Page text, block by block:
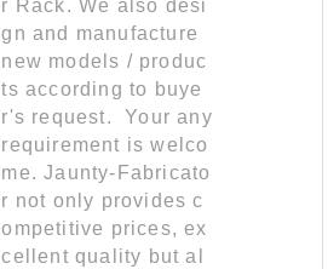
r Rack. We also desi
gn and manufacture
new models / produc
ts according to buye
r's request. Your any
requirement is welco
me. Jaunty-Fabricato
r not only provides c
ompetitive prices, ex
cellent quality but al